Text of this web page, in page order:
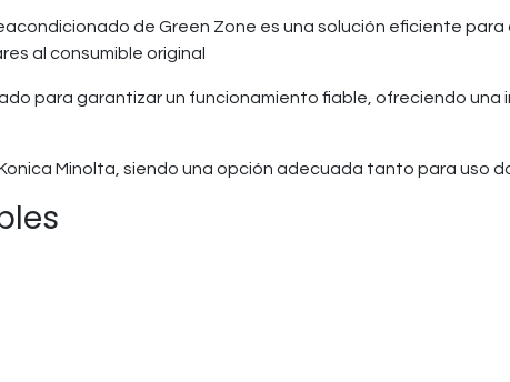
de Green Zone es una solución eficiente
al consumible original
para garantizar un funcionamiento fiable, ofreciendo una
Minolta, siendo una opción adecuada tanto para uso